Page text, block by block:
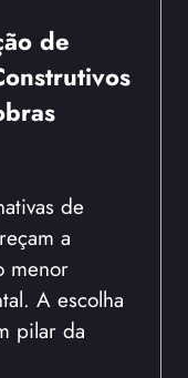
de
de
a
menor
A escolha
pilar da